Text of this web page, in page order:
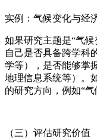
实例：气候变化与经
如果研究主题是“气
自己是否具备跨学科
学等），是否能够掌
地理信息系统等）。
的研究方向，例如“
（三）评估研究价值